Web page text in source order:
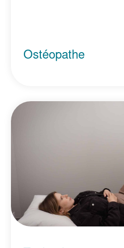
Ostéopathe